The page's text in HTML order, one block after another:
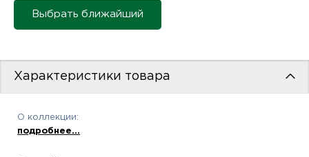
Выбрать ближайший
Характеристики товара
О коллекции:
подробнее...